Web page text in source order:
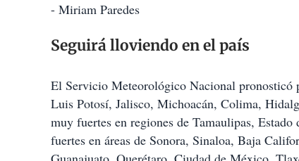
- Miriam Paredes
Seguirá lloviendo en el país
El Servicio Meteorológico Nacional pronosticó
Luis Potosí, Jalisco, Michoacán, Colima,
muy fuertes en regiones de Tamaulipas,
fuertes en áreas de Sonora, Sinaloa, Baja